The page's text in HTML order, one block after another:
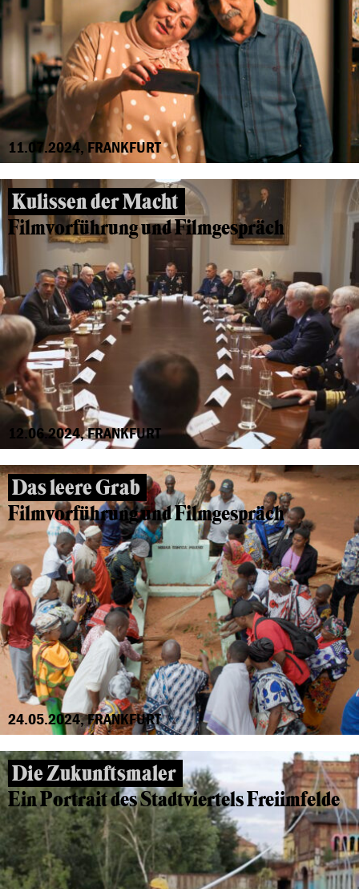
11.07.2024, FRANKFURT
Kulissen der Macht
Filmvorführung und Filmgespräch
12.06.2024, FRANKFURT
Das leere Grab
Filmvorführung und Filmgespräch
24.05.2024, FRANKFURT
Die Zukunftsmaler
Ein Portrait des Stadtviertels Freiimfelde